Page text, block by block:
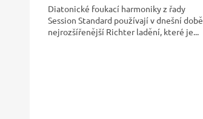
Diatonické foukací harmoniky z řady
Session Standard používají v dnešní době
nejrozšířenější Richter ladění, které je...